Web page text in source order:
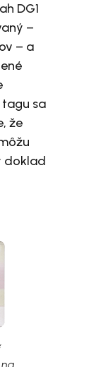
DG1
–
– a
tagu sa
že
doklad